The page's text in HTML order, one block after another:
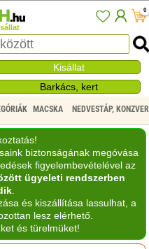
0
Kisállat
Barkács, kert
MACSKA NEDVESTÁP,
biztonságának megóvása
figyelembevételével az
ügyeleti rendszerben
.
és kiszállítása lassulhat, a
lesz elérhető.
és türelmüket!